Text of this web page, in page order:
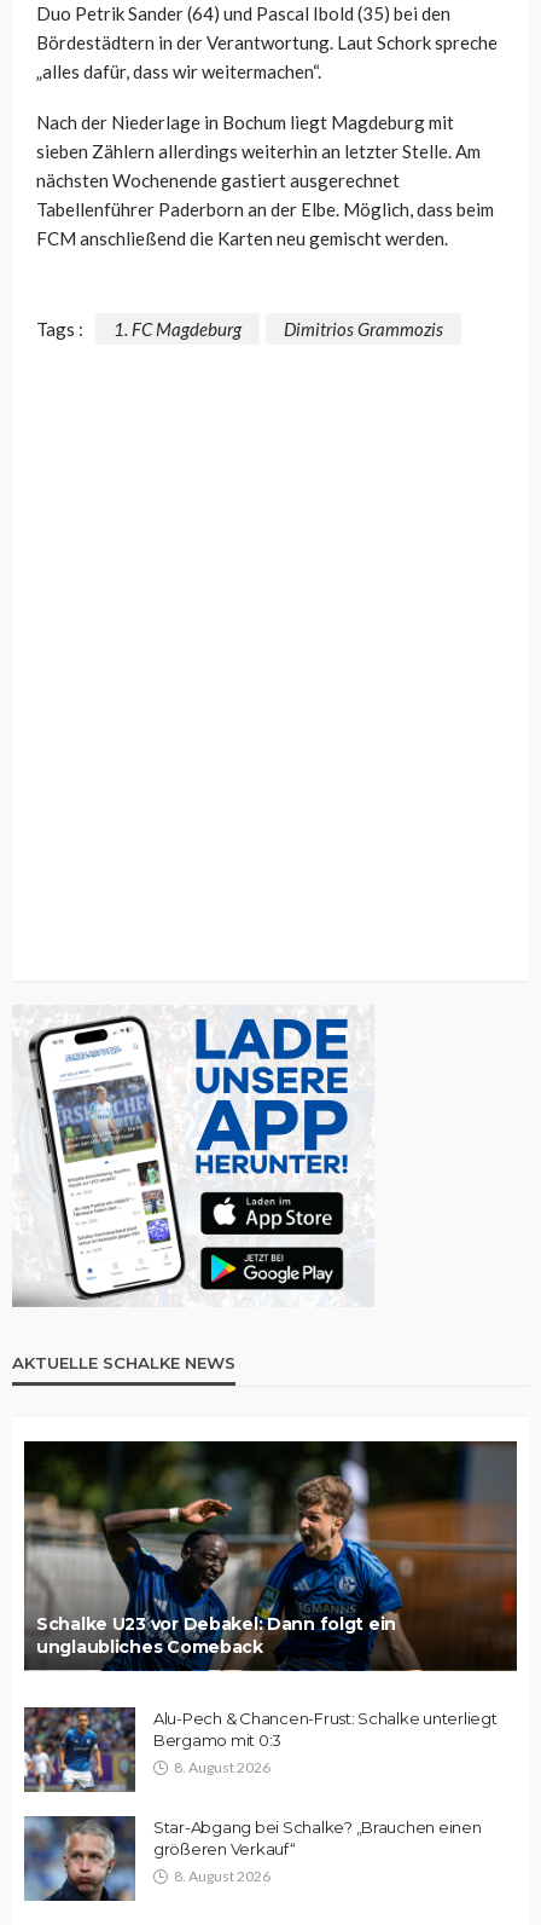
Duo Petrik Sander (64) und Pascal Ibold (35) bei den
Bördestädtern in der Verantwortung. Laut Schork spreche
„alles dafür, dass wir weitermachen“.
Nach der Niederlage in Bochum liegt Magdeburg mit
sieben Zählern allerdings weiterhin an letzter Stelle. Am
nächsten Wochenende gastiert ausgerechnet
Tabellenführer Paderborn an der Elbe. Möglich, dass beim
FCM anschließend die Karten neu gemischt werden.
Tags : 1. FC Magdeburg Dimitrios Grammozis
AKTUELLE SCHALKE NEWS
Schalke U23 vor Debakel: Dann folgt ein
unglaubliches Comeback
Alu-Pech & Chancen-Frust: Schalke unterliegt
Bergamo mit 0:3
8. August 2026
Star-Abgang bei Schalke? „Brauchen einen
größeren Verkauf“
8. August 2026